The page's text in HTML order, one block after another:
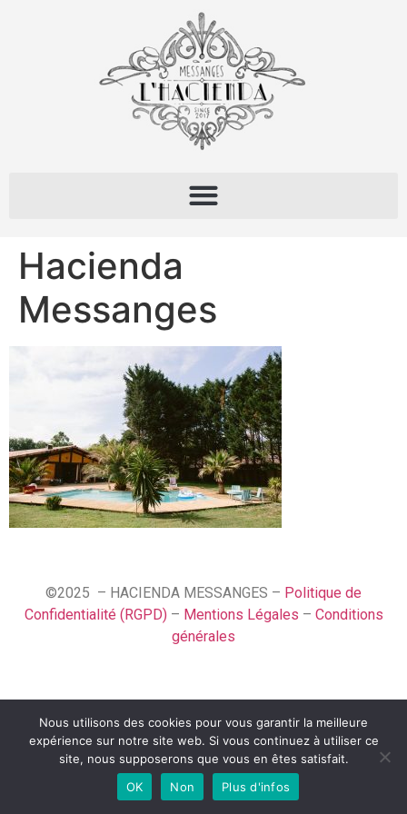
Hacienda
Messanges
©2025 – HACIENDA MESSANGES – Politique de
Confidentialité (RGPD)– Mentions Légales – Conditions
générales
English (UK)
Français
Español
Nous utilisons des cookies pour vous garantir la meilleure
expérience sur notre site web. Si vous continuez à utiliser ce
site, nous supposerons que vous en êtes satisfait.
OK
Non Plus d'infos